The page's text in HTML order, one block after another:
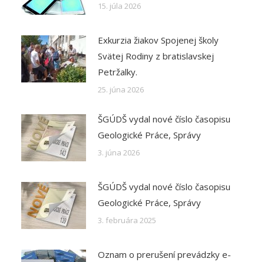
15. júla 2026
Exkurzia žiakov Spojenej školy
Svätej Rodiny z bratislavskej
Petržalky.
25. júna 2026
ŠGÚDŠ vydal nové číslo časopisu
Geologické Práce, Správy
3. júna 2026
ŠGÚDŠ vydal nové číslo časopisu
Geologické Práce, Správy
3. februára 2025
Oznam o prerušení prevádzky e-